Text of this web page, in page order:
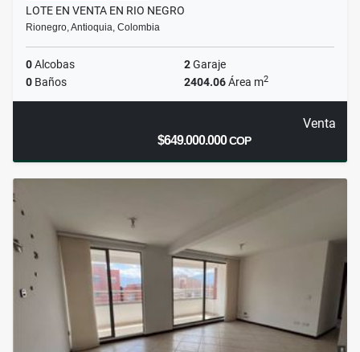
LOTE EN VENTA EN RIO NEGRO
Rionegro, Antioquia, Colombia
0Alcobas 2Garaje
0 Baños 2404.06Área m2
Venta
$649.000.000COP